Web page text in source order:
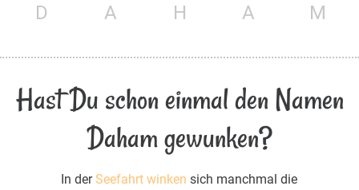
D A H A M
Hast Du schon einmal den Namen
Daham gewunken?
In derSeefahrt winken sich manchmal die